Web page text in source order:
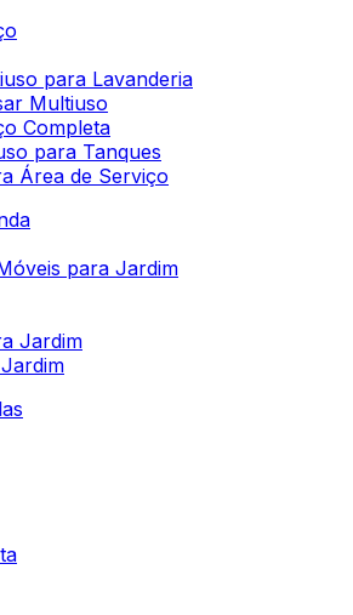
para Lavanderia
Multiuso
Completa
para Tanques
Área de Serviço
para Jardim
Jardim